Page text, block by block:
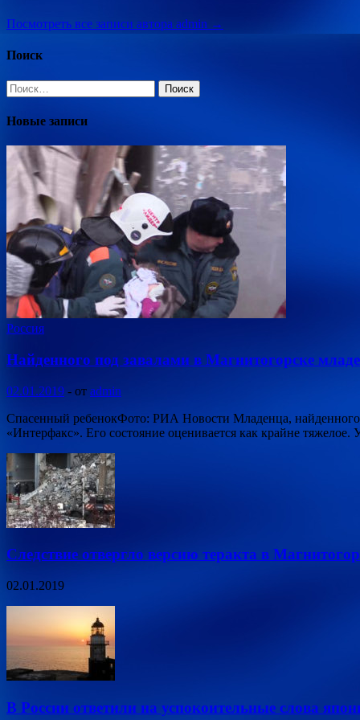
Посмотреть все записи автора admin →
Поиск
Найти:
Новые записи
Россия
Найденного под завалами в Магнитогорске
02.01.2019 - от admin
Спасенный ребенокФото: РИА Новости Младенца,
«Интерфакс». Его состояние оценивается как крайне
Следствие отвергло версию теракта в
02.01.2019
В России ответили на успокоительные слова